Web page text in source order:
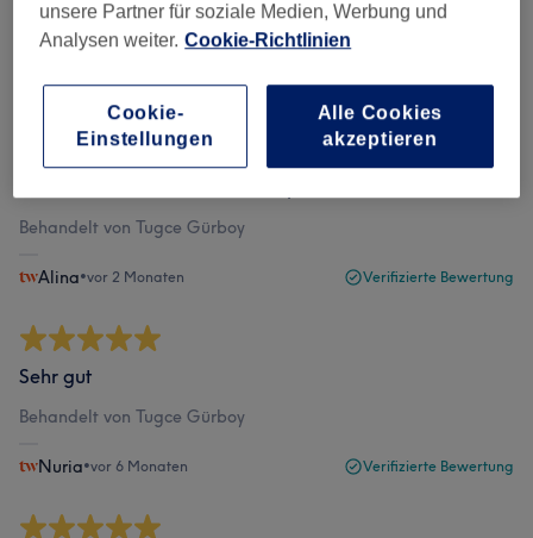
Massage selbst war einfach tipptopp – professionell,
angenehm und genau auf meine Bedürfnisse
wohl, verstanden und bestens aufgehoben gefühlt. Die
Atmosphäre war sehr entspannt und herzlich. Bereits
Behandelt von Tugce Gürboy
Alina•vor 2 Monaten Verifizierte Bewertung
Sehr gut
Behandelt von Tugce Gürboy
Nuria•vor 6 Monaten Verifizierte Bewertung
unsere Partner für soziale Medien, Werbung und
Analysen weiter. Cookie-Richtlinien
Alle Cookies
akzeptieren
Cookie-
Einstellungen